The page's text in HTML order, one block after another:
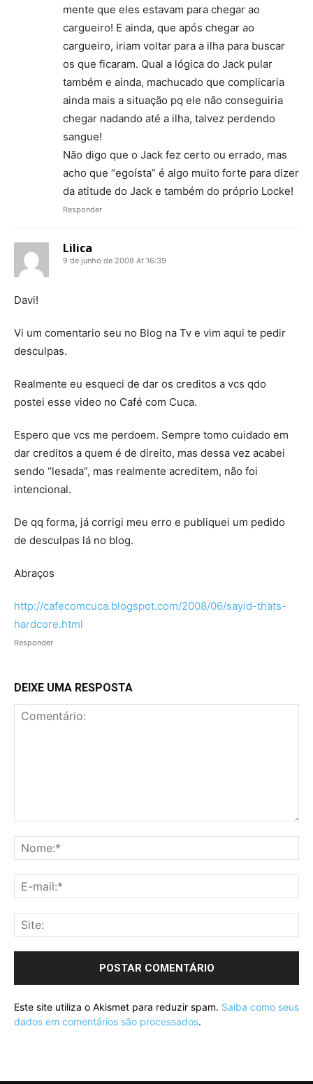
mente que eles estavam para chegar ao
cargueiro! E ainda, que após chegar ao
cargueiro, iriam voltar para a ilha para buscar
os que ficaram. Qual a lógica do Jack pular
também e ainda, machucado que complicaria
ainda mais a situação pq ele não conseguiria
chegar nadando até a ilha, talvez perdendo
sangue!
Não digo que o Jack fez certo ou errado, mas
acho que “egoísta” é algo muito forte para dizer
da atitude do Jack e também do próprio Locke!
Responder
Lilica
9 de junho de 2008 At 16:39
Davi!
Vi um comentario seu no Blog na Tv e vim aqui te pedir
desculpas.
Realmente eu esqueci de dar os creditos a vcs qdo
postei esse video no Café com Cuca.
Espero que vcs me perdoem. Sempre tomo cuidado em
dar creditos a quem é de direito, mas dessa vez acabei
sendo “lesada”, mas realmente acreditem, não foi
intencional.
De qq forma, já corrigi meu erro e publiquei um pedido
de desculpas lá no blog.
Abraços
http://cafecomcuca.blogspot.com/2008/06/sayid-thats-
hardcore.html
Responder
DEIXE UMA RESPOSTA
Este site utiliza o Akismet para reduzir spam. Saiba como seus
dados em comentários são processados.